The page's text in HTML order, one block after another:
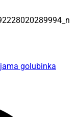
jama golubinka